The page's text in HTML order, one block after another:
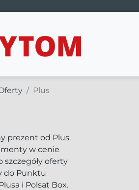
Plus
prezent od Plus.
w cenie
szczegóły oferty
do Punktu
i Polsat Box.